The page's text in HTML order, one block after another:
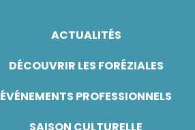
ACTUALITÉS
DÉCOUVRIR LES FORÉZIALES
ÉVÉNEMENTS PROFESSIONNELS
SAISON CULTURELLE